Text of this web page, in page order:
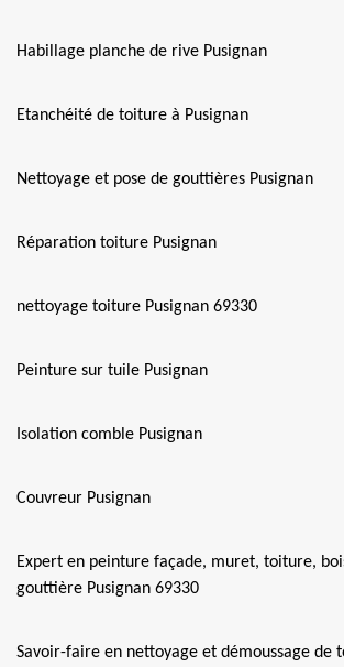
Habillage planche de rive Pusignan
Etanchéité de toiture à Pusignan
Nettoyage et pose de gouttières Pusignan
Réparation toiture Pusignan
nettoyage toiture Pusignan 69330
Peinture sur tuile Pusignan
Isolation comble Pusignan
Couvreur Pusignan
Expert en peinture façade, muret, toiture,
gouttière Pusignan 69330
Savoir-faire en nettoyage et démoussage de